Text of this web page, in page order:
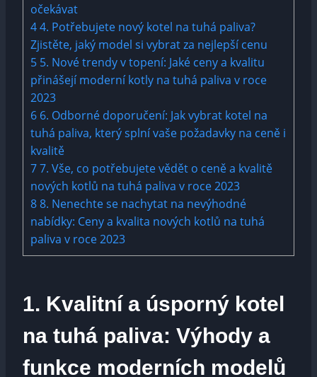
očekávat
44. Potřebujete ⁢nový kotel ‌na tuhá paliva?
Zjistěte,‌ jaký model⁢ si‌ vybrat‍ za ⁤nejlepší cenu
5 5. Nové trendy v ‌topení: ‍Jaké ceny a ‍kvalitu
přinášejí moderní ‌kotly na tuhá paliva v roce
2023
6 6.‍ Odborné⁣ doporučení: Jak vybrat⁤ kotel ‍na
tuhá paliva, který splní vaše​ požadavky na ceně i
kvalitě
77. ‌Vše, ​co potřebujete vědět o ceně a ​kvalitě
nových kotlů na tuhá paliva⁤ v roce ⁣2023
88. Nenechte ⁢se⁤ nachytat na nevýhodné
nabídky: Ceny a kvalita nových kotlů na tuhá⁤
paliva‌ v ⁢roce‌ 2023
1.⁣ Kvalitní a⁣ úsporný kotel
na tuhá paliva: Výhody a ​
funkce moderních‌ modelů